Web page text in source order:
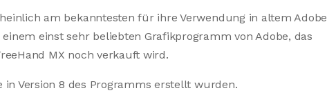
am bekanntesten für ihre Verwendung in altem Adobe
einst sehr beliebten Grafikprogramm von Adobe, das
MX noch verkauft wird.
in Version 8 des Programms erstellt wurden.